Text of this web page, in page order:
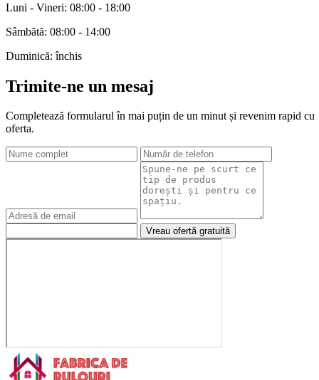
Luni - Vineri: 08:00 - 18:00
Sâmbătă: 08:00 - 14:00
Duminică: închis
Trimite-ne un mesaj
Completează formularul în mai puțin de un minut și revenim rapid cu
oferta.
Vreau ofertă gratuită